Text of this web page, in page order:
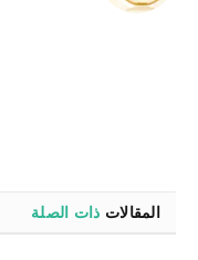
المقالات ذات الصلة